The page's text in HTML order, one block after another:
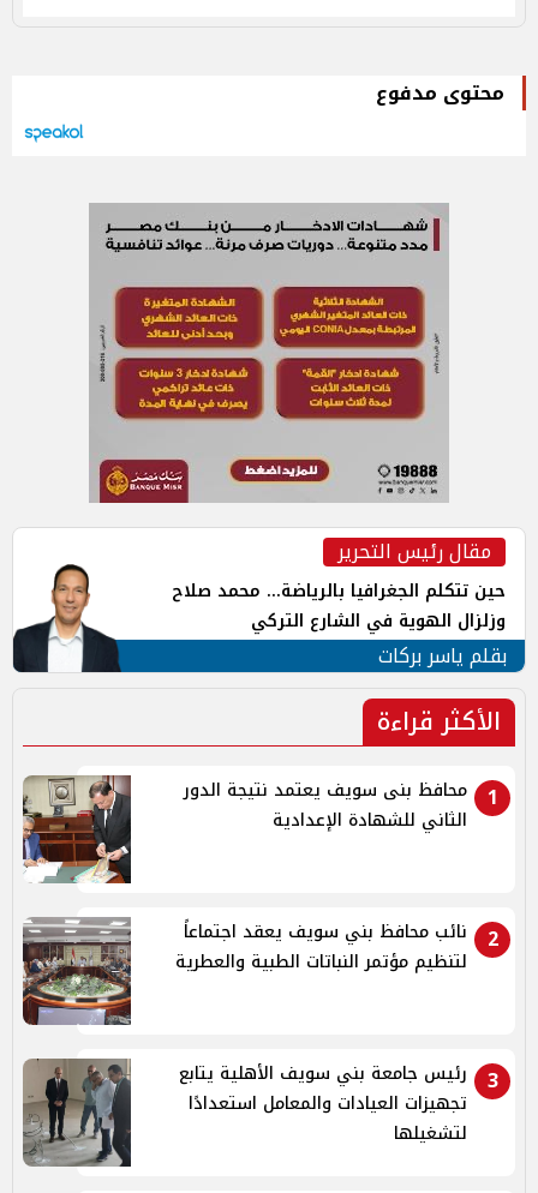
محتوى مدفوع
مقال رئيس التحرير
حين تتكلم الجغرافيا بالرياضة... محمد صلاح
وزلزال الهوية في الشارع التركي
بقلم ياسر بركات
الأكثر قراءة
1
محافظ بنى سويف يعتمد نتيجة الدور
الثاني للشهادة الإعدادية
2
نائب محافظ بني سويف يعقد اجتماعاً
لتنظيم مؤتمر النباتات الطبية والعطرية
3
رئيس جامعة بني سويف الأهلية يتابع
تجهيزات العيادات والمعامل استعدادًا
لتشغيلها